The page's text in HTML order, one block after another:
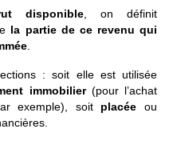
disponible , on définit
la partie de ce revenu qui
: soit elle est utilisée
immobilier(pour l’achat
exemple), soit placée ou